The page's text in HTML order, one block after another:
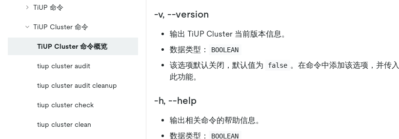
TiUP 命令
TiUP Cluster 命令
TiUP Cluster 命令概览
tiup cluster audit
tiup cluster audit cleanup
tiup cluster check
tiup cluster clean
-v, --version
输出 TiUP Cluster 当前版本信息。
数据类型：
BOOLEAN
该选项默认关闭，默认值为 false 。在命令中添加该选项，并传入
此功能。
-h, --help
输出相关命令的帮助信息。
数据类型：
BOOLEAN